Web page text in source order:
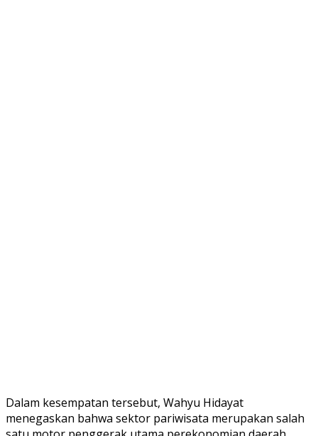
Dalam kesempatan tersebut, Wahyu Hidayat
menegaskan bahwa sektor pariwisata merupakan salah